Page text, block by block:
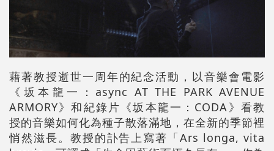
藉著教授逝世一周年的紀念活動，以音樂會電影
《坂本龍一：async AT THE PARK AVENUE
ARMORY》和紀錄片《坂本龍一：CODA》看教
授的音樂如何化為種子散落滿地，在全新的季節裡
悄然滋長。教授的訃告上寫著「Ars longa, vita